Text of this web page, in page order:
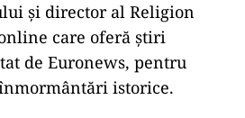
și director al Religion
care oferă știri
de Euronews, pentru
istorice.